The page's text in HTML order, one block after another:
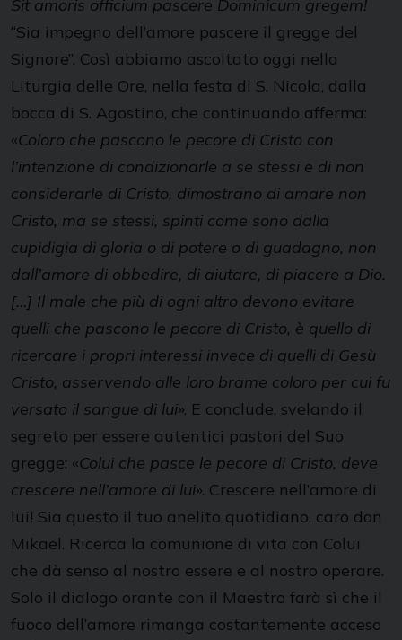
Sit amoris officium pascere Dominicum gregem!
“Sia impegno dell’amore pascere il gregge del
Signore”. Così abbiamo ascoltato oggi nella
Liturgia delle Ore, nella festa di S. Nicola, dalla
bocca di S. Agostino, che continuando afferma:
«Coloro che pascono le pecore di Cristo con
l’intenzione di condizionarle a se stessi e di non
considerarle di Cristo, dimostrano di amare non
Cristo, ma se stessi, spinti come sono dalla
cupidigia di gloria o di potere o di guadagno, non
dall’amore di obbedire, di aiutare, di piacere a Dio.
[…] Il male che più di ogni altro devono evitare
quelli che pascono le pecore di Cristo, è quello di
ricercare i propri interessi invece di quelli di Gesù
Cristo, asservendo alle loro brame coloro per cui fu
versato il sangue di lui». E conclude, svelando il
segreto per essere autentici pastori del Suo
gregge: «Colui che pasce le pecore di Cristo, deve
crescere nell’amore di lui». Crescere nell’amore di
lui! Sia questo il tuo anelito quotidiano, caro don
Mikael. Ricerca la comunione di vita con Colui
che dà senso al nostro essere e al nostro operare.
Solo il dialogo orante con il Maestro farà sì che il
fuoco dell’amore rimanga costantemente acceso